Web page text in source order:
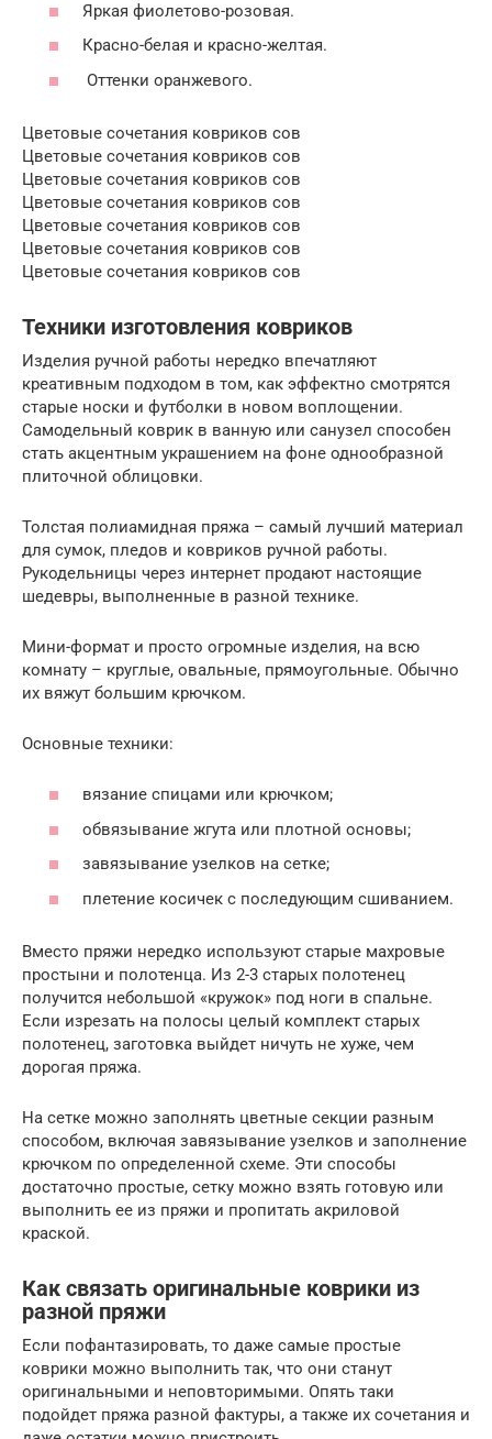
Яркая фиолетово-розовая.
Красно-белая и красно-желтая.
Оттенки оранжевого.
Цветовые сочетания ковриков сов
Цветовые сочетания ковриков сов
Цветовые сочетания ковриков сов
Цветовые сочетания ковриков сов
Цветовые сочетания ковриков сов
Цветовые сочетания ковриков сов
Цветовые сочетания ковриков сов
Техники изготовления ковриков
Изделия ручной работы нередко впечатляют
креативным подходом в том, как эффектно смотрятся
старые носки и футболки в новом воплощении.
Самодельный коврик в ванную или санузел способен
стать акцентным украшением на фоне однообразной
плиточной облицовки.
Толстая полиамидная пряжа – самый лучший материал
для сумок, пледов и ковриков ручной работы.
Рукодельницы через интернет продают настоящие
шедевры, выполненные в разной технике.
Мини-формат и просто огромные изделия, на всю
комнату – круглые, овальные, прямоугольные. Обычно
их вяжут большим крючком.
Основные техники:
вязание спицами или крючком;
обвязывание жгута или плотной основы;
завязывание узелков на сетке;
плетение косичек с последующим сшиванием.
Вместо пряжи нередко используют старые махровые
простыни и полотенца. Из 2-3 старых полотенец
получится небольшой «кружок» под ноги в спальне.
Если изрезать на полосы целый комплект старых
полотенец, заготовка выйдет ничуть не хуже, чем
дорогая пряжа.
На сетке можно заполнять цветные секции разным
способом, включая завязывание узелков и заполнение
крючком по определенной схеме. Эти способы
достаточно простые, сетку можно взять готовую или
выполнить ее из пряжи и пропитать акриловой
краской.
Как связать оригинальные коврики из
разной пряжи
Если пофантазировать, то даже самые простые
коврики можно выполнить так, что они станут
оригинальными и неповторимыми. Опять таки
подойдет пряжа разной фактуры, а также их сочетания и